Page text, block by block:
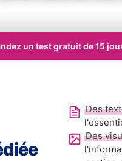
un test gratuit de 15
Des
Des